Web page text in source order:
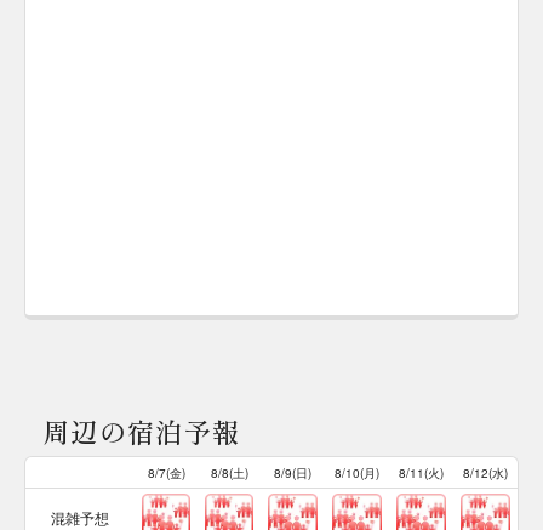
周辺の宿泊予報
8/7(金) 8/8(土) 8/9(日) 8/10(月) 8/11(火) 8/12(水)
混雑予想